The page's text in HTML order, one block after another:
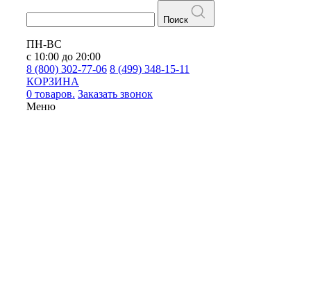
Поиск
ПН-ВС
с 10:00 до 20:00
8 (800) 302-77-06 8 (499) 348-15-11
КОРЗИНА
0 товаров. Заказать звонок
Меню